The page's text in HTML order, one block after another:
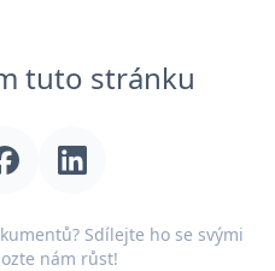
tuto stránku
Sdílejte ho se svými
nám růst!